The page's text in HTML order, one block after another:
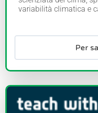
variabilità climatica e
Per